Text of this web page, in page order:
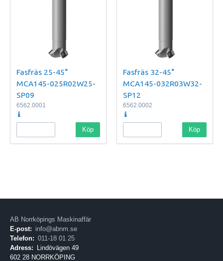
Fasfräs 25-45°
MCA145-025R02W25-
SP09
6562.0001
Köp
Fasfräs 32-45°
MCA145-032R03W32-
SP12
6562.0002
Köp
AB Norrköpings Maskinaffär
E-post: info@abnm.se
Telefon: 011-18 01 25
Adress:
Lindövägen 49
602 28 NORRKÖPING